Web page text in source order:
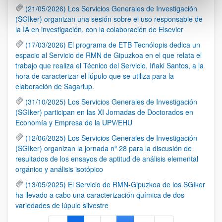
(21/05/2026) Los Servicios Generales de Investigación
(SGIker) organizan una sesión sobre el uso responsable de
la IA en investigación, con la colaboración de Elsevier
(17/03/2026) El programa de ETB Tecnólopis dedica un
espacio al Servicio de RMN de Gipuzkoa en el que relata el
trabajo que realiza el Técnico del Servicio, Iñaki Santos, a la
hora de caracterizar el lúpulo que se utiliza para la
elaboración de Sagarlup.
(31/10/2025) Los Servicios Generales de Investigación
(SGIker) participan en las XI Jornadas de Doctorados en
Economía y Empresa de la UPV/EHU
(12/06/2025) Los Servicios Generales de Investigación
(SGIker) organizan la jornada nº 28 para la discusión de
resultados de los ensayos de aptitud de análisis elemental
orgánico y análisis isotópico
(13/05/2025) El Servicio de RMN-Gipuzkoa de los SGIker
ha llevado a cabo una caracterización química de dos
variedades de lúpulo silvestre